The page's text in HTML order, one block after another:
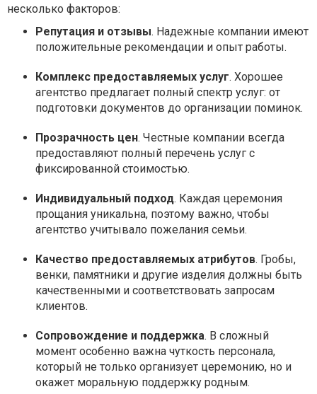
несколько факторов:
Репутация и отзывы. Надежные компании имеют
положительные рекомендации и опыт работы.
Комплекс предоставляемых услуг. Хорошее
агентство предлагает полный спектр услуг: от
подготовки документов до организации поминок.
Прозрачность цен. Честные компании всегда
предоставляют полный перечень услуг с
фиксированной стоимостью.
Индивидуальный подход. Каждая церемония
прощания уникальна, поэтому важно, чтобы
агентство учитывало пожелания семьи.
Качество предоставляемых атрибутов. Гробы,
венки, памятники и другие изделия должны быть
качественными и соответствовать запросам
клиентов.
Сопровождение и поддержка. В сложный
момент особенно важна чуткость персонала,
который не только организует церемонию, но и
окажет моральную поддержку родным.